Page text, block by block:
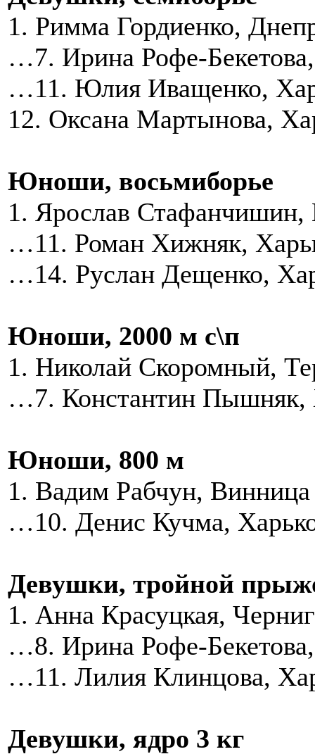
1. Римма Гордиенко,
…7. Ирина Рофе-
…11. Юлия Иващенко,
12. Оксана Мартынова,
Юноши, восьмиборье
1. Ярослав
…11. Роман Хижняк,
…14. Руслан Дещенко,
Юноши, 2000 м с\п
1. Николай
…7. Константин
Юноши, 800 м
1. Вадим Рабчун,
…10. Денис Кучма,
Девушки, тройной
1. Анна Красуцкая,
…8. Ирина Рофе-
…11. Лилия Клинцова,
Девушки, ядро 3 кг